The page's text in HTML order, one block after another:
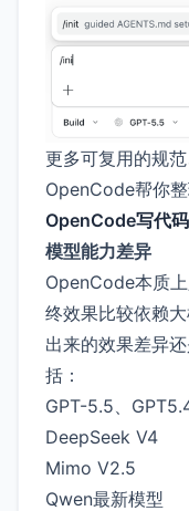
更多可复用的规
OpenCode帮你
OpenCode写代
模型能力差异
OpenCode本质
终效果比较依赖
出来的效果差异
括：
GPT-5.5、
DeepSeek V4
Mimo V2.5
Qwen最新模型